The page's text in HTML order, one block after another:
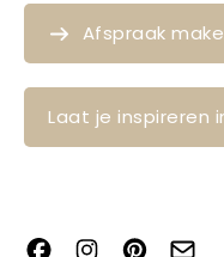
Afspraak
Laat je inspireren